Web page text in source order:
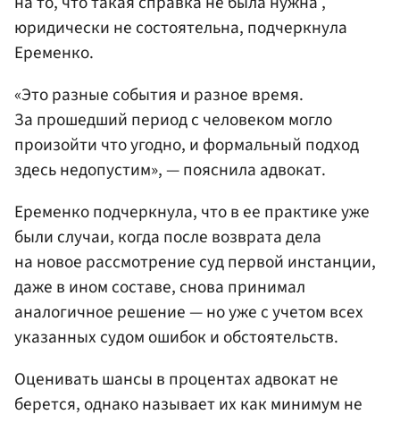
юридически не состоятельна, подчеркнула
Еременко.
«Это разные события и разное время.
За прошедший период с человеком могло
произойти что угодно, и формальный подход
здесь недопустим», — пояснила адвокат.
Еременко подчеркнула, что в ее практике уже
были случаи, когда после возврата дела
на новое рассмотрение суд первой инстанции,
даже в ином составе, снова принимал
аналогичное решение — но уже с учетом всех
указанных судом ошибок и обстоятельств.
Оценивать шансы в процентах адвокат не
берется, однако называет их как минимум не